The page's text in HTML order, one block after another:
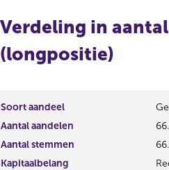
i
g
e
r
t
e
r
Verdeling in
(longpositie)
Soort aandeel
Aantal aandelen
Aantal stemmen
Kapitaalbelang